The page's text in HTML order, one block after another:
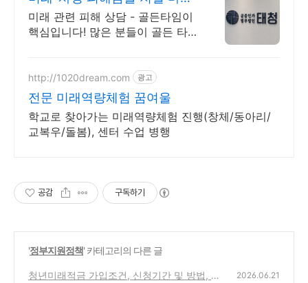
막 기회
미래 관련 피해 상담 - 골든타임이
핵심입니다! 많은 분들이 골든 타
http://1020dream.com 광고
전문 미래역량체험 꿈여울
학교로 찾아가는 미래역량체험 진행(창체/동아리/
교복우/돌봄), 센터 수업 병행
공감 구독하기
'정부지원정책' 카테고리의 다른 글
청년미래적금 가입조건, 신청기간 및 방법, 갈
2026.06.21